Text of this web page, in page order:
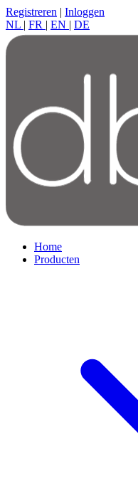
Registreren | Inloggen
NL | FR | EN | DE
Home
Producten